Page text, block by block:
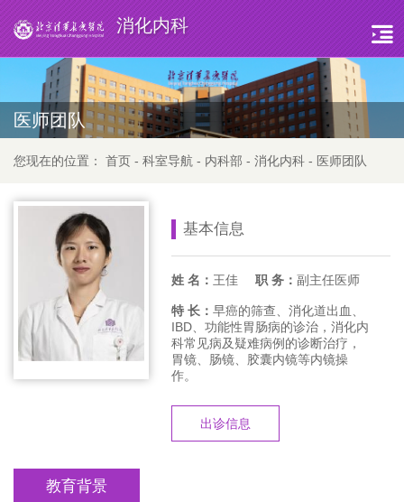
消化内科
医师团队
您现在的位置： 首页 - 科室导航 - 内科部 - 消化内科 - 医师团队
基本信息
姓 名： 王佳 职 务：副主任医师
特 长： 早癌的筛查、消化道出血、
IBD、功能性胃肠病的诊治，消化内
科常见病及疑难病例的诊断治疗，
胃镜、肠镜、胶囊内镜等内镜操
作。
出诊信息
教育背景